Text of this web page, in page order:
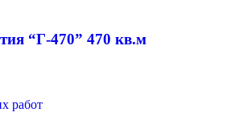
“Г-470” 470 кв.м
работ